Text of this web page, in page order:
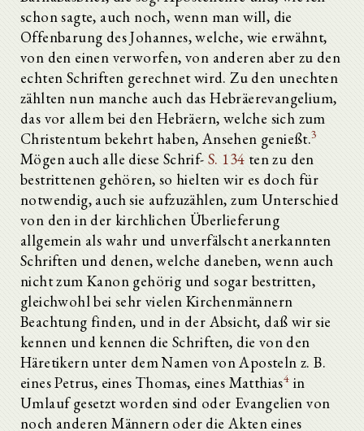
schon sagte, auch noch, wenn man will, die
Offenbarung des Johannes, welche, wie erwähnt,
von den einen verworfen, von anderen aber zu den
echten Schriften gerechnet wird. Zu den unechten
zählten nun manche auch das Hebräerevangelium,
das vor allem bei den Hebräern, welche sich zum
Christentum bekehrt haben, Ansehen genießt.3
Mögen auch alle diese Schrif- S. 134 ten zu den
bestrittenen gehören, so hielten wir es doch für
notwendig, auch sie aufzuzählen, zum Unterschied
von den in der kirchlichen Überlieferung
allgemein als wahr und unverfälscht anerkannten
Schriften und denen, welche daneben, wenn auch
nicht zum Kanon gehörig und sogar bestritten,
gleichwohl bei sehr vielen Kirchenmännern
Beachtung finden, und in der Absicht, daß wir sie
kennen und kennen die Schriften, die von den
Häretikern unter dem Namen von Aposteln z. B.
eines Petrus, eines Thomas, eines Matthias4 in
Umlauf gesetzt worden sind oder Evangelien von
noch anderen Männern oder die Akten eines